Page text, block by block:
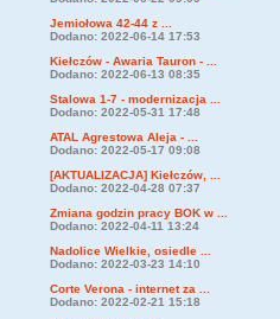
Jemiołowa 42-44 z ...
Dodano: 2022-06-14 17:53
Kiełczów - Awaria Tauron - ...
Dodano: 2022-06-13 08:35
Stalowa 1-7 - modernizacja ...
Dodano: 2022-05-31 17:48
ATAL Agrestowa Aleja - ...
Dodano: 2022-05-17 09:08
[AKTUALIZACJA] Kiełczów, ...
Dodano: 2022-04-28 07:37
Zmiana godzin pracy BOK w ...
Dodano: 2022-04-11 13:24
Nadolice Wielkie, osiedle ...
Dodano: 2022-03-23 14:10
Corte Verona - internet za ...
Dodano: 2022-02-21 15:18